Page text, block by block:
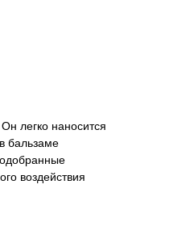
легко наносится
бальзаме
воздействия